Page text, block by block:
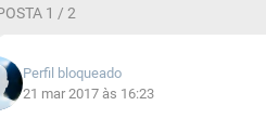
1 / 2
Perfil bloqueado
21 mar 2017 às 16:23